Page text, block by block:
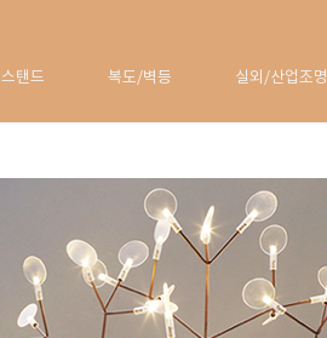
스탠드 복도/벽등 실외/산업조명